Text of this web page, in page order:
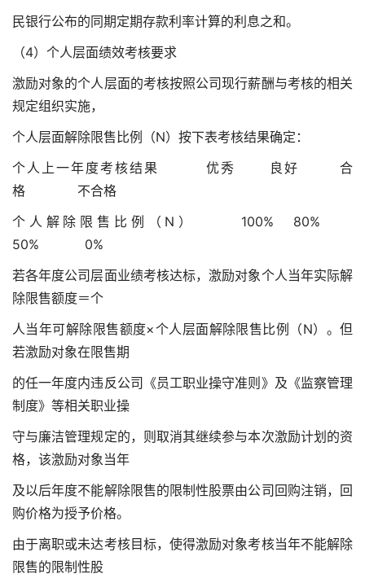
民银行公布的同期定期存款利率计算的利息之和。
（4）个人层面绩效考核要求
激励对象的个人层面的考核按照公司现行薪酬与考核的相关
规定组织实施，
个人层面解除限售比例（N）按下表考核结果确定：
个人上一年度考核结果 优秀 良好 合
格 不合格
个人解除限售比例（N） 100% 80%
50% 0%
若各年度公司层面业绩考核达标，激励对象个人当年实际解
除限售额度＝个
人当年可解除限售额度×个人层面解除限售比例（N）。但
若激励对象在限售期
的任一年度内违反公司《员工职业操守准则》及《监察管理
制度》等相关职业操
守与廉洁管理规定的，则取消其继续参与本次激励计划的资
格，该激励对象当年
及以后年度不能解除限售的限制性股票由公司回购注销，回
购价格为授予价格。
由于离职或未达考核目标，使得激励对象考核当年不能解除
限售的限制性股